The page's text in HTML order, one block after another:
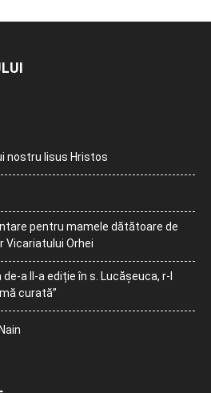
nostru Iisus Hristos
pentru mamele dătătoare de
Vicariatului Orhei
a II-a ediție în s. Lucășeuca, r-l
curată”